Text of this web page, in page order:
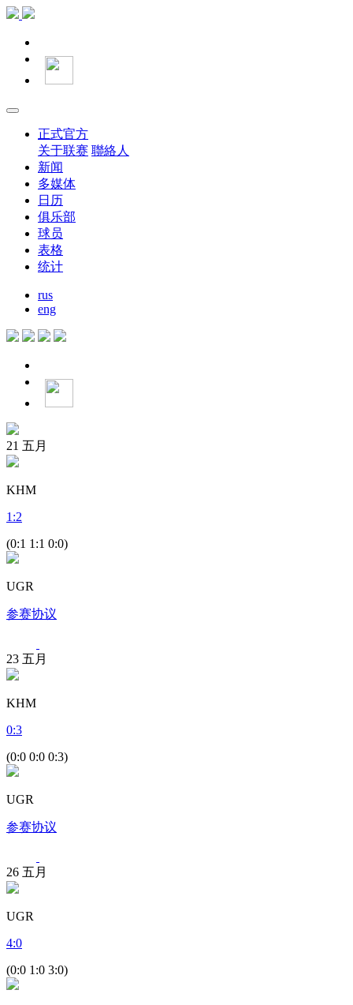
正式官方
关于联赛 聯絡人
新闻
多媒体
日历
俱乐部
球员
表格
统计
rus
eng
21 五月
KHM
1 :2
(0:1 1:1 0:0)
UGR
参赛协议
23 五月
KHM
0:3
(0:0 0:0 0:3)
UGR
参赛协议
26 五月
UGR
4:0
(0:0 1:0 3:0)